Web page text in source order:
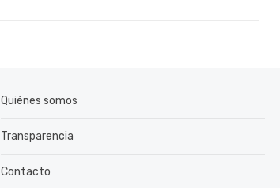
Quiénes somos
Transparencia
Contacto